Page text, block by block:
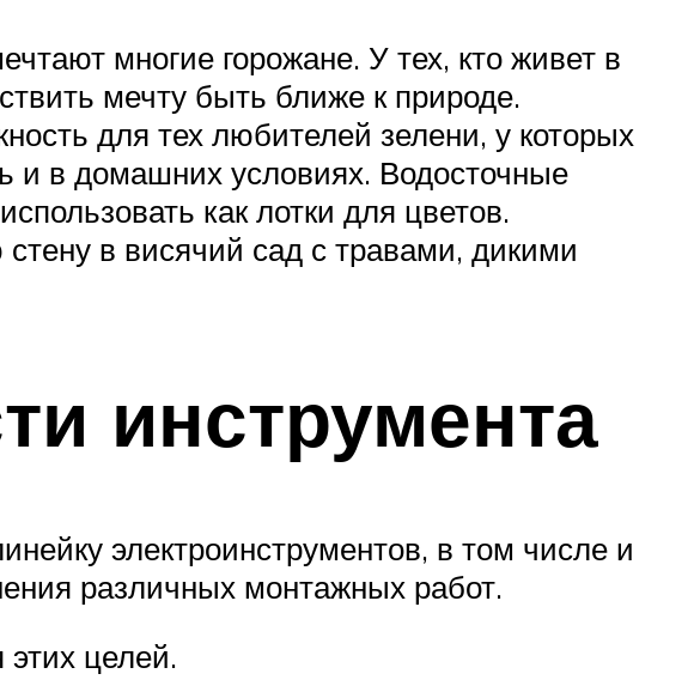
многие горожане. У тех, кто живет в
мечту быть ближе к природе.
для тех любителей зелени, у которых
и в домашних условиях. Водосточные
как лотки для цветов.
в висячий сад с травами, дикими
инструмента
электроинструментов, в том числе и
различных монтажных работ.
целей.